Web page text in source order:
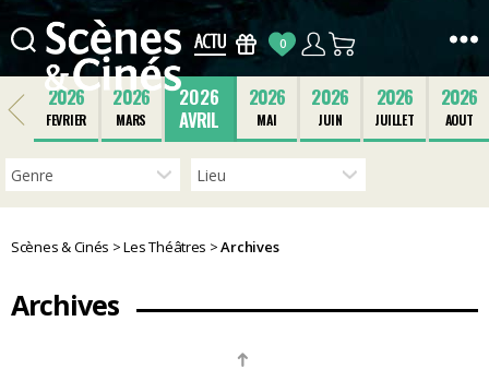
Scènes
&
Cinés
0
2026
FEVRIER
2026
MARS
2026
AVRIL
2026
MAI
2026
JUIN
2026
JUILLET
2026
AOUT
Scènes & Cinés >Les Théâtres >Archives
Archives
➜